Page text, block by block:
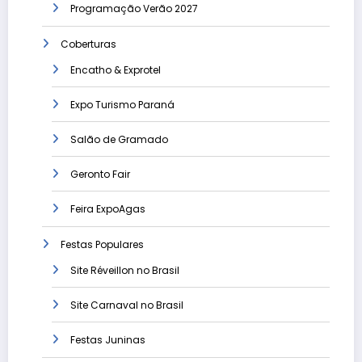
Programação Verão 2027
Coberturas
Encatho & Exprotel
Expo Turismo Paraná
Salão de Gramado
Geronto Fair
Feira ExpoAgas
Festas Populares
Site Réveillon no Brasil
Site Carnaval no Brasil
Festas Juninas